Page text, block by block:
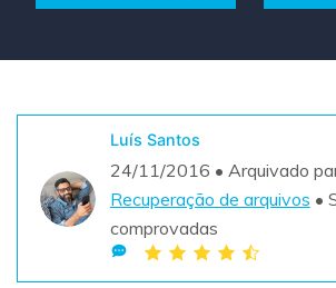
Teste Grátis
Recoverit Grátis
Recupere dados perdidos/
Teste Grátis
search
Luís Santos
24/11/2016 • Arquivado
Recuperação de arquivos •
comprovadas